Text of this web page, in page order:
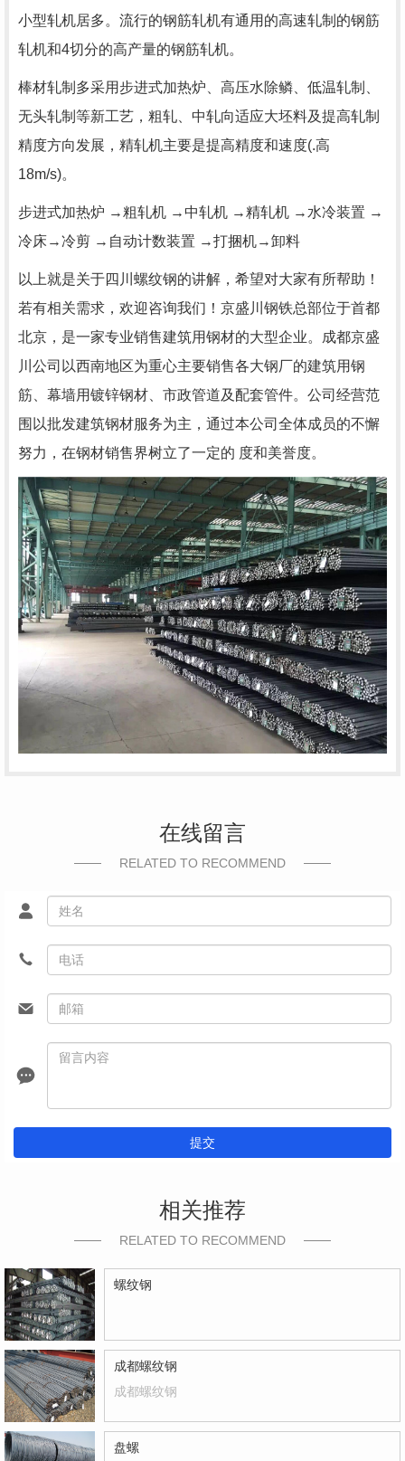
小型轧机居多。流行的钢筋轧机有通用的高速轧制的钢筋
轧机和4切分的高产量的钢筋轧机。
棒材轧制多采用步进式加热炉、高压水除鳞、低温轧制、
无头轧制等新工艺，粗轧、中轧向适应大坯料及提高轧制
精度方向发展，精轧机主要是提高精度和速度(.高
18m/s)。
步进式加热炉 →粗轧机 →中轧机 →精轧机 →水冷装置 →
冷床→冷剪 →自动计数装置 →打捆机→卸料
以上就是关于四川螺纹钢的讲解，希望对大家有所帮助！
若有相关需求，欢迎咨询我们！京盛川钢铁总部位于首都
北京，是一家专业销售建筑用钢材的大型企业。成都京盛
川公司以西南地区为重心主要销售各大钢厂的建筑用钢
筋、幕墙用镀锌钢材、市政管道及配套管件。公司经营范
围以批发建筑钢材服务为主，通过本公司全体成员的不懈
努力，在钢材销售界树立了一定的 度和美誉度。
在线留言
RELATED TO RECOMMEND
提交
相关推荐
RELATED TO RECOMMEND
螺纹钢
成都螺纹钢
成都螺纹钢
盘螺